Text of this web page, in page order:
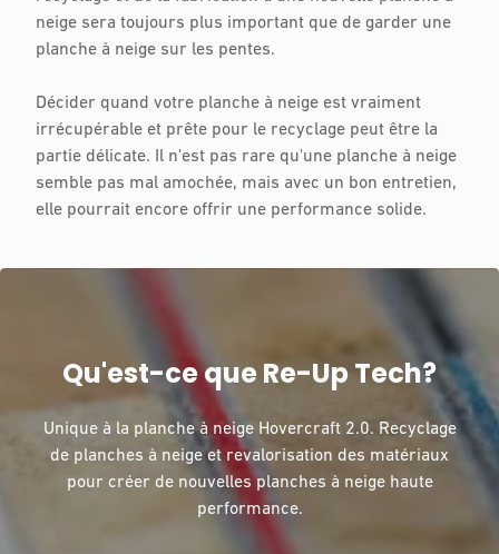
neige sera toujours plus important que de garder une
planche à neige sur les pentes.
Décider quand votre planche à neige est vraiment
irrécupérable et prête pour le recyclage peut être la
partie délicate. Il n'est pas rare qu'une planche à neige
semble pas mal amochée, mais avec un bon entretien,
elle pourrait encore offrir une performance solide.
Qu'est-ce que Re-Up Tech?
Unique à la planche à neige Hovercraft 2.0. Recyclage
de planches à neige et revalorisation des matériaux
pour créer de nouvelles planches à neige haute
performance.